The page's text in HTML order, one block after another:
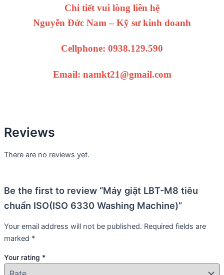
Chi tiết vui lòng liên hệ
Nguyễn Đức Nam – Kỹ sư kinh doanh
Cellphone: 0938.129.590
Email: namkt21@gmail.com
Reviews
There are no reviews yet.
Be the first to review “Máy giặt LBT-M8 tiêu
chuẩn ISO(ISO 6330 Washing Machine)”
Your email address will not be published. Required fields are
marked *
Your rating *